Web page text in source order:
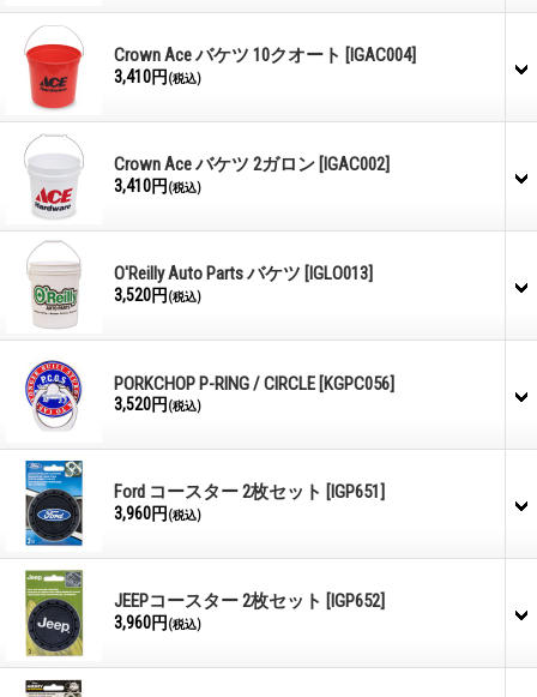
Crown Ace バケツ 10クオート [IGAC004]
3,410円 (税込)
Crown Ace バケツ 2ガロン [IGAC002]
3,410円 (税込)
O'Reilly Auto Parts バケツ [IGLO013]
3,520円 (税込)
PORKCHOP P-RING / CIRCLE [KGPC056]
3,520円 (税込)
Ford コースター 2枚セット [IGP651]
3,960円 (税込)
JEEPコースター 2枚セット [IGP652]
3,960円 (税込)